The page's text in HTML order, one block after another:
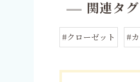
関連タグ
#クローゼット #